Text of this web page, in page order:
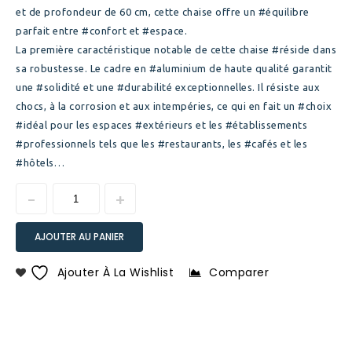
et de profondeur de 60 cm, cette chaise offre un #équilibre
parfait entre #confort et #espace.
La première caractéristique notable de cette chaise #réside dans
sa robustesse. Le cadre en #aluminium de haute qualité garantit
une #solidité et une #durabilité exceptionnelles. Il résiste aux
chocs, à la corrosion et aux intempéries, ce qui en fait un #choix
#idéal pour les espaces #extérieurs et les #établissements
#professionnels tels que les #restaurants, les #cafés et les
#hôtels…
AJOUTER AU PANIER
Ajouter À La Wishlist Comparer